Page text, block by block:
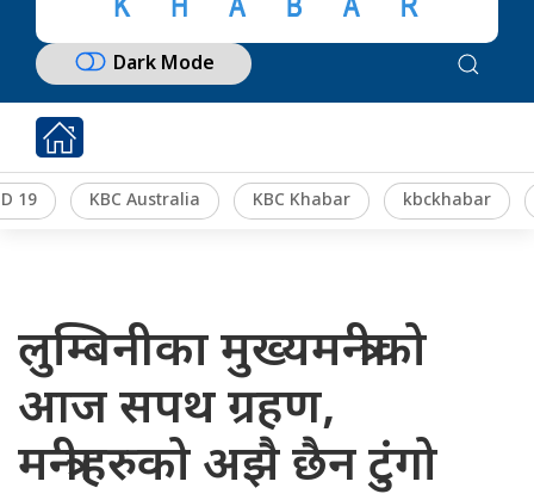
Dark Mode
19 KBC Australia KBC Khabar kbckhabar
लुम्बिनीका मुख्यमन्त्रीको
आज सपथ ग्रहण,
मन्त्रीहरुको अझै छैन टुंगो